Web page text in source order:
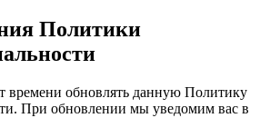
Политики
обновлять данную Политику
При обновлении мы уведомим вас в